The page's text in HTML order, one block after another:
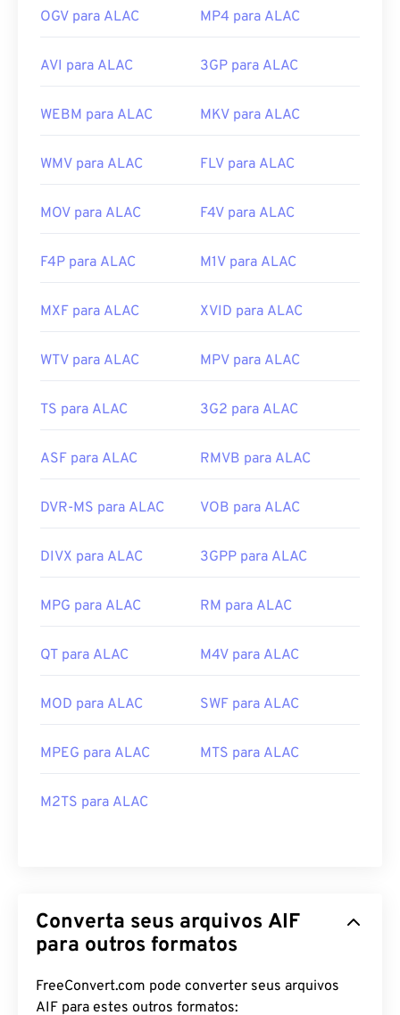
OGV para ALAC MP4 para ALAC
AVI para ALAC 3GP para ALAC
WEBM para ALAC MKV para ALAC
WMV para ALAC FLV para ALAC
MOV para ALAC F4V para ALAC
F4P para ALAC M1V para ALAC
MXF para ALAC XVID para ALAC
WTV para ALAC MPV para ALAC
TS para ALAC 3G2 para ALAC
ASF para ALAC RMVB para ALAC
DVR-MS para ALAC VOB para ALAC
DIVX para ALAC 3GPP para ALAC
MPG para ALAC RM para ALAC
QT para ALAC M4V para ALAC
MOD para ALAC SWF para ALAC
MPEG para ALAC MTS para ALAC
M2TS para ALAC
Converta seus arquivos AIF
para outros formatos
FreeConvert.com pode converter seus arquivos
AIF para estes outros formatos: